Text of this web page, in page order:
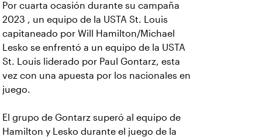
Por cuarta ocasión durante su campaña
2023 , un equipo de la USTA St. Louis
capitaneado por Will Hamilton/Michael
Lesko se enfrentó a un equipo de la USTA
St. Louis liderado por Paul Gontarz, esta
vez con una apuesta por los nacionales en
juego.
El grupo de Gontarz superó al equipo de
Hamilton y Lesko durante el juego de la